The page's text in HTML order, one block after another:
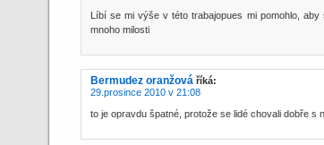
Líbí se mi výše v této trabajopues mi pomohlo, aby
mnoho milosti
Bermudez oranžová říká:
29.prosince 2010 v 21:08
to je opravdu špatné, protože se lidé chovali dobře s